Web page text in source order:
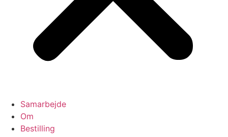
Samarbejde
Om
Bestilling